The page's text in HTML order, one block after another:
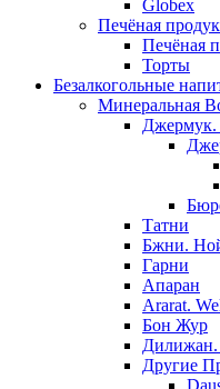
Globex
Печёная
Печёная
Торты
Безалкогольные
Минеральная
Джермук.
Татни
Бжни.
Гарни
Апаран
Ararat.
Бон Жур
Дилижан.
Другие